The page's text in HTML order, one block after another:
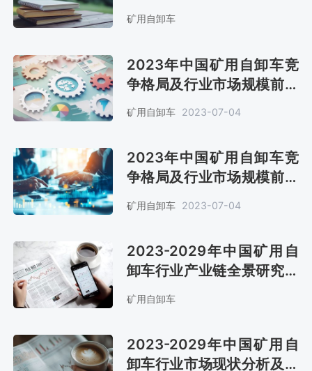
场前景评估报告
矿用自卸车
2023年中国矿用自卸车竞
争格局及行业市场规模前景
分析[图]
矿用自卸车 2023-07-04
2023年中国矿用自卸车竞
争格局及行业市场规模前景
分析[图]
矿用自卸车 2023-07-04
2023-2029年中国矿用自
卸车行业产业链全景研究及
市场前景评估报告
矿用自卸车
2023-2029年中国矿用自
卸车行业市场现状分析及发